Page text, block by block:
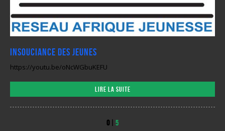
Insouciance des jeunes
https://youtu.be/oNcWGbuKEFU
Lire la suite
0| 5